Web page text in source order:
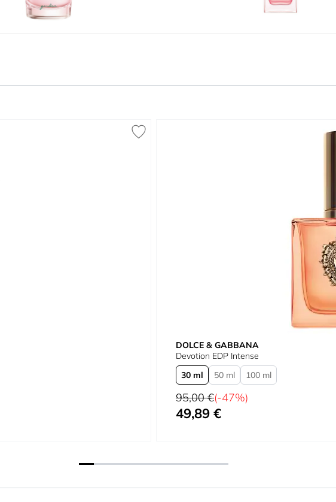
DOLCE & GABBANA
Devotion EDP Intense
30 ml
50 ml 100 ml
Prezzo predefinito
95,00 €(-47%)
A partire da
49,89 €